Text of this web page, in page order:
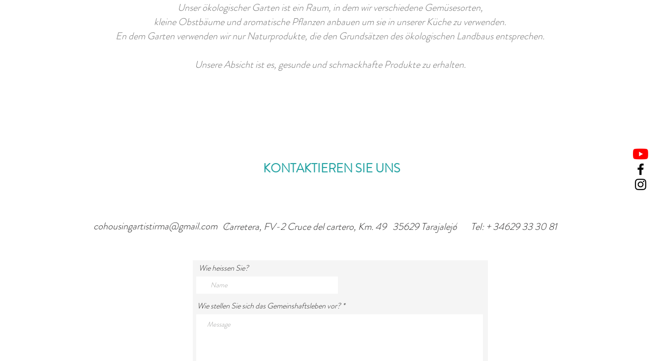
Unser ökologischer Garten ist ein Raum, in dem wir verschiedene Gemüsesorten,
kleine Obstbäume und aromatische Pflanzen anbauen um sie in unserer Küche zu verwenden.
En dem Garten verwenden wir nur Naturprodukte, die den Grundsätzen des ökologischen Landbaus entsprechen.
Unsere Absicht ist es, gesunde und schmackhafte Produkte zu erhalten.
KONTAKTIEREN SIE UNS
cohousingartistirma@gmail.com / Tel: + 34629 33 30 81
Carretera, FV-2 Cruce del cartero, Km. 49 35629 Tarajalejo
/
Wie heissen Sie?
Wie stellen Sie sich das Gemeinshaftsleben vor?